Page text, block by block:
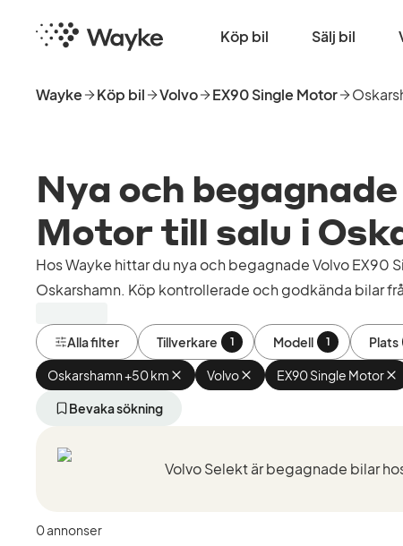
huvudinnehåll
Startsida Köp bil Sälj bil
Wayke Köp bil Volvo EX90 Single Motor
Nya och
Motor till salu i
Hos Wayke hittar du nya och begagnade Volvo EX90
Oskarshamn. Köp kontrollerade och godkända bilar
Alla filter Tillverkare 1 Modell 1 Plats
Oskarshamn +50 km Ta
bort
km
Volvo Ta
bort
EX90 Single Motor Ta
Bevaka sökning
0 annonser